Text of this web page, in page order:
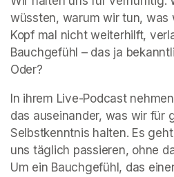
wüssten, warum wir tun, was
Kopf mal nicht weiterhilft,
Bauchgefühl – das ja
Oder?
In ihrem Live-Podcast
das auseinander, was wir für
Selbstkenntnis halten. Es
uns täglich passieren, ohne
Um ein Bauchgefühl, das